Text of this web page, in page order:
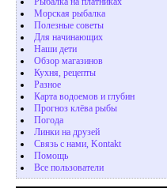
Морская рыбалка
Полезные советы
Для начинающих
Наши дети
Обзор магазинов
Кухня, рецепты
Разное
Карта водоемов и глубин
Прогноз клёва рыбы
Погода
Линки на друзей
Связь с нами, Kontakt
Помощь
Все пользователи